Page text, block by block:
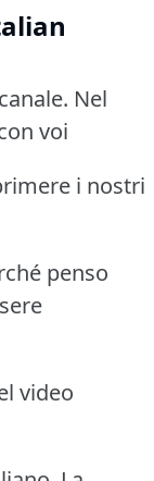
Nel
voi
i nostri
penso
video